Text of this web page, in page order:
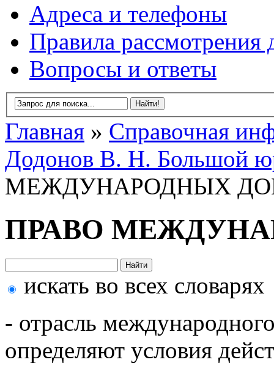
Адреса и телефоны
Правила рассмотрения
Вопросы и ответы
Главная » Справочная
Додонов В. Н. Большой
МЕЖДУНАРОДНЫХ
ПРАВО
искать во всех словарях
- отрасль
определяют условия